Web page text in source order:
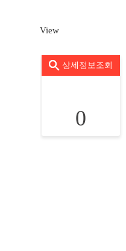
View
상세정보조회
0